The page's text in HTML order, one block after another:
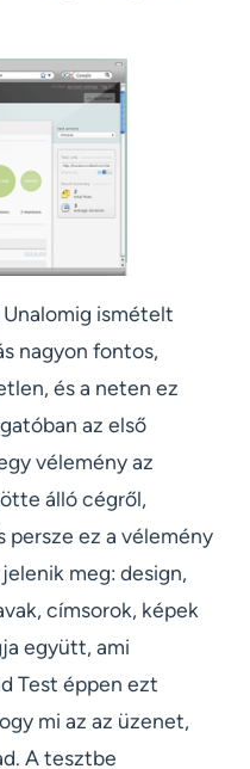
ismételt
nagyon fontos,
és a neten ez
az első
vélemény az
álló cégről,
persze ez a vélemény
meg: design,
címsorok, képek
együtt, ami
Test éppen ezt
mi az az üzenet,
A tesztbe